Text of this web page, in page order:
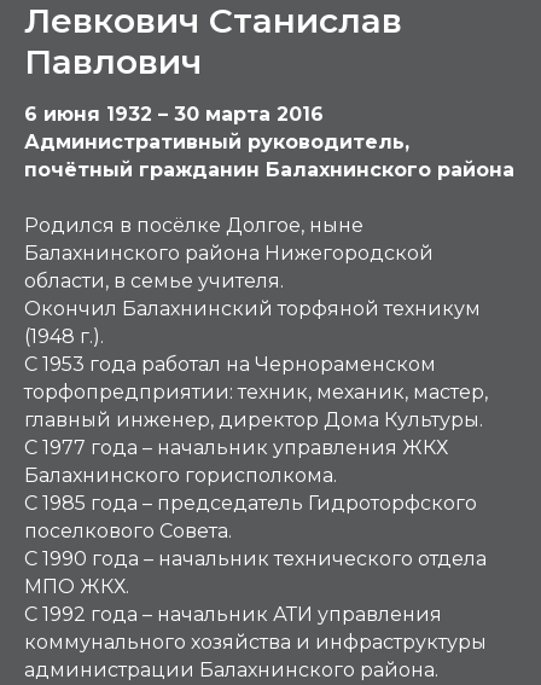
Левкович Станислав
Павлович
6 июня 1932 – 30 марта 2016
Административный руководитель,
почётный гражданин Балахнинского района
Родился в посёлке Долгое, ныне
Балахнинского района Нижегородской
области, в семье учителя.
Окончил Балахнинский торфяной техникум
(1948 г.).
С 1953 года работал на Чернораменском
торфопредприятии: техник, механик, мастер,
главный инженер, директор Дома Культуры.
С 1977 года – начальник управления ЖКХ
Балахнинского горисполкома.
С 1985 года – председатель Гидроторфского
поселкового Совета.
С 1990 года – начальник технического отдела
МПО ЖКХ.
С 1992 года – начальник АТИ управления
коммунального хозяйства и инфраструктуры
администрации Балахнинского района.